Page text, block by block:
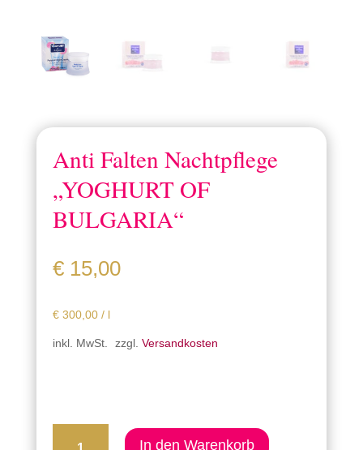
Anti Falten Nachtpflege
„YOGHURT OF
BULGARIA“
€15,00
€300,00/ l
inkl. MwSt. zzgl. Versandkosten
In den Warenkorb